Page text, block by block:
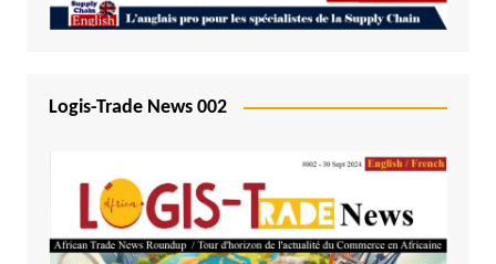
Logis-Trade News 002